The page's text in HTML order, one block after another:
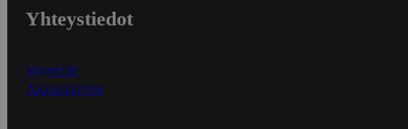
Yhteystiedot
Myymälät
Asiakaspalvelu